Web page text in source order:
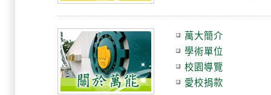
萬大簡介
學術單位
校園導覽
愛校捐款